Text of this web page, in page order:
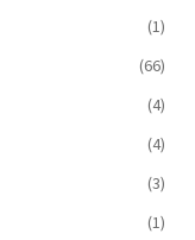
(1)
(66)
(4)
(4)
(3)
(1)